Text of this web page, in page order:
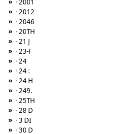
· 2001
» · 2012
» · 2046
» · 20TH
» · 21 J
» · 23-F
» · 24
» · 24 :
» · 24 H
» · 249.
» · 25TH
» · 28 D
» · 3 DI
» · 30 D